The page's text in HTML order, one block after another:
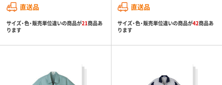
直送品
サイズ・色・販売単位違いの商品が21商品あ
ります
直送品
サイズ・色・販売単位違いの商品が42商品あ
ります